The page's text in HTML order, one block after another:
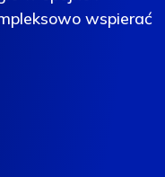
wspierać
wspierać
wspierać